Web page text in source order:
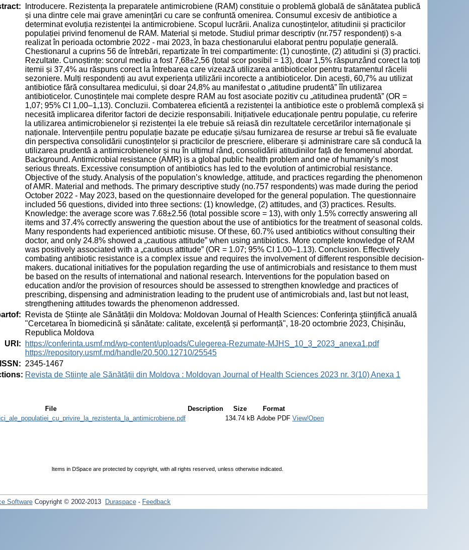
:
Introducere. Rezistența la preparatele antimicrobiene (RAM) constituie o problemă globală de sănătatea publică
și una dintre cele mai grave amenințări cu care se confruntă omenirea. Consumul excesiv de antibiotice a
determinat evoluția rezistenței la antimicrobiene. Scopul lucrării. Analiza cunoștințelor, atitudinii și practicilor
populației privind fenomenul de RAM. Material și metode. Studiul primar descriptiv (nr.757 respondenți) s-a
realizat în perioada octombrie 2022 - mai 2023, în baza chestionarului elaborat pentru populație generală.
Chestionarul a cuprins 56 de întrebări, repartizate în trei compartimente: (1) cunoștințe, (2) atitudini și (3) practici.
Rezultate. Cunoștințe: scorul mediu a fost 7,68±2,56 (total scor posibil = 13), doar 1,5% răspunzând corect la toți
itemii și 37,4% au răspuns corect la întrebarea care vizează utilizarea antibioticelor pentru tratamentul răcelii
sezoniere. Mulți respondenți au avut experiența utilizării incorecte a antibioticelor. Din acești, 60,7% au utilizat
antibiotice fără consultarea medicului, și doar 24,8% au manifestat o „atitudine prudentă” îîn utilizarea
antibioticelor. Cunoștințele mai complete despre RAM au fost asociate pozitiv cu „atitudinea prudentă” (OR =
1,07; 95% CI 1,00–1,13). Concluzii. Combaterea eficientă a rezistenței la antibiotice este o problemă complexă și
necesită implicarea diferitor factori de decizie responsabili. Inițiativele educaționale pentru populație, cu referire
la utilizarea antimicrobienelor și rezistenței la ele trebuie să reiasă din rezultatele cercetărilor internaționale și
naționale. Intervențiile pentru populație bazate pe educație și/sau furnizarea de resurse ar trebui să fie evaluate
din perspectiva consolidării cunoștințelor și practicilor de prescriere, eliberare și administrare care să conducă la
utilizarea prudentă a antimicrobienelor și nu în ultimul rând, consolidării atitudinilor față de fenomenul abordat.
Background. Antimicrobial resistance (AMR) is a global public health problem and one of humanity’s most
serious threats. Excessive consumption of antibiotics has led to the evolution of antimicrobial resistance.
Objective of the study. Analysis of the population’s knowledge, attitude, and practices regarding the phenomenon
of AMR. Material and methods. The primary descriptive study (no.757 respondents) was made during the period
October 2022 - May 2023, based on the questionnaire developed for the general population. The questionnaire
included 56 questions, divided into three sections: (1) knowledge, (2) attitudes, and (3) practices. Results.
Knowledge: the average score was 7.68±2.56 (total possible score = 13), with only 1.5% correctly answering all
items and 37.4% correctly answering the question about the use of antibiotics for the treatment of seasonal colds.
Many respondents had experienced antibiotic misuse. Of these, 60.7% used antibiotics without consulting their
doctor, and only 24.8% showed a „cautious attitude” when using antibiotics. More complete knowledge of RAM
was positively associated with a „cautious attitude” (OR = 1.07; 95% CI 1.00–1.13). Conclusion. Effectively
combating antibiotic resistance is a complex issue and requires the involvement of different responsible decision-
makers. ducational initiatives for the population regarding the use of antimicrobials and resistance to them must
be based on the results of international and national research. Interventions for the population based on
education and/or the provision of resources should be assessed to strengthen knowledge and practices of
prescribing, dispensing and administration leading to the prudent use of antimicrobials and, last but not least,
strengthening attitudes towards the phenomenon addressed.
:
Revista de Științe ale Sănătății din Moldova: Moldovan Journal of Health Sciences: Conferinţa ştiinţifică anuală
"Cercetarea în biomedicină și sănătate: calitate, excelență și performanță", 18-20 octombrie 2023, Chișinău,
Republica Moldova
URI :
https://conferinta.usmf.md/wp-content/uploads/Culegerea-Rezumate-MJHS_10_3_2023_anexa1.pdf
https://repository.usmf.md/handle/20.500.12710/25545
ISSN : 2345-1467
Revista de Științe ale Sănătății din Moldova : Moldovan Journal of Health Sciences 2023 nr. 3(10) Anexa 1
File Description Size
Format
134.74 kB Adobe PDF View/Open
Items in DSpace are protected by copyright, with all rights reserved, unless otherwise indicated.
Software Copyright © 2002-2013 Duraspace - Feedback